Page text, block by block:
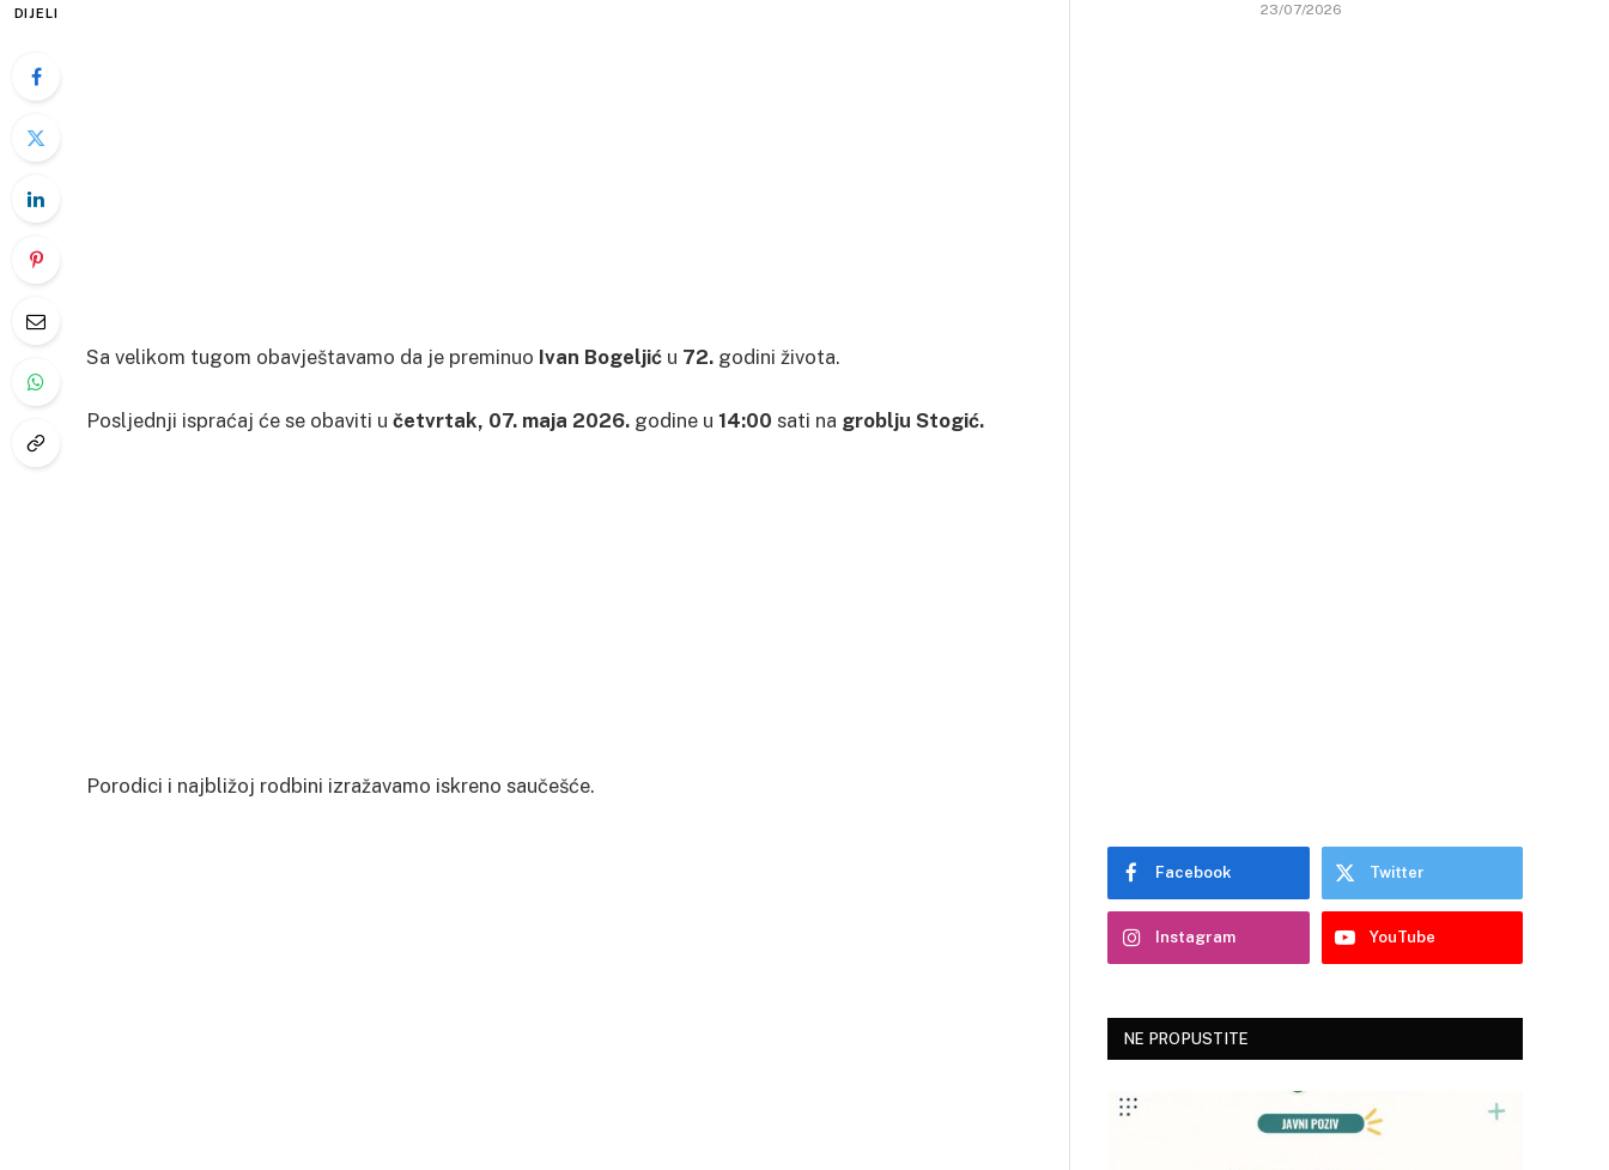
DIJELI
Sa velikom tugom obavještavamo da je preminuo Ivan Bogeljić u 72. godini života.
Posljednji ispraćaj će se obaviti u četvrtak, 07. maja 2026. godine u 14:00 sati na groblju Stogić.
Porodici i najbližoj rodbini izražavamo iskreno saučešće.
23/07/2026
Facebook Twitter
Instagram YouTube
NE PROPUSTITE